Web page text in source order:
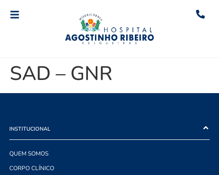
SAD – GNR
INSTITUCIONAL
QUEM SOMOS
CORPO CLÍNICO